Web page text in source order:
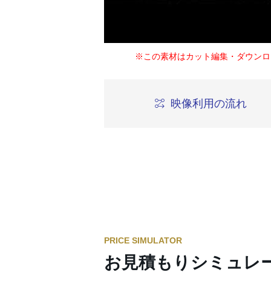
※この素材はカット編集・ダウン
映像利用の流れ
PRICE SIMULATOR
お見積もりシミュレ